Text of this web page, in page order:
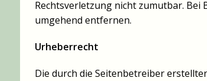
Rechtsverletzung nicht zumutbar.
umgehend entfernen.
Urheberrecht
Die durch die Seitenbetreiber